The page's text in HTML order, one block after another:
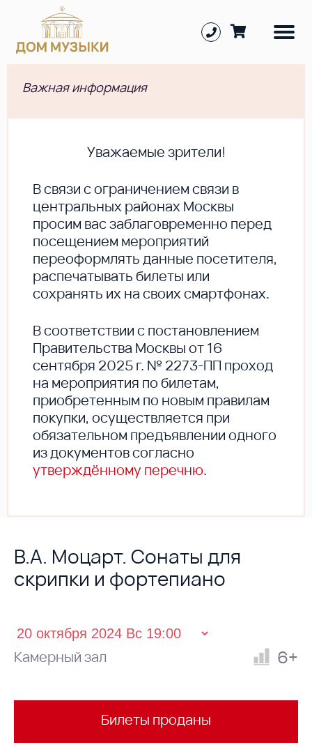
Важная информация
Уважаемые зрители!
В cвязи с ограничением связи в
центральных районах Москвы
просим вас заблаговременно перед
посещением мероприятий
переоформлять данные посетителя,
распечатывать билеты или
сохранять их на своих смартфонах.
В соответствии с постановлением
Правительства Москвы от 16
сентября 2025 г. № 2273-ПП проход
на мероприятия по билетам,
приобретенным по новым правилам
покупки, осуществляется при
обязательном предъявлении одного
из документов согласно
утверждённому перечню.
В.А. Моцарт. Сонаты для
скрипки и фортепиано
Камерный зал 6+
Билеты проданы